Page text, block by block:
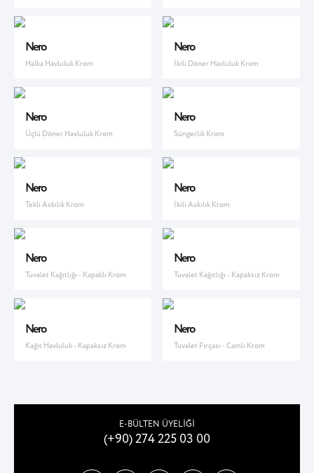
Nero
Halka Havluluk Krom
Nero
İkili Döner Havluluk Krom
Nero
Üçlü Döner Havluluk Krom
Nero
Süngerlik Krom
Nero
Tekli Askılık Krom
Nero
İkili Askılık Krom
Nero
Tuvalet Kağıtlığı - Kapaklı Krom
Nero
Tuvalet Kağıtlığı - Kapaksız Krom
Nero
Kağıt Havluluk - Kapaksız Krom
Nero
Tuvalet Fırçası - Camlı Krom
E-BÜLTEN ÜYELİĞİ
(+90) 274 225 03 00